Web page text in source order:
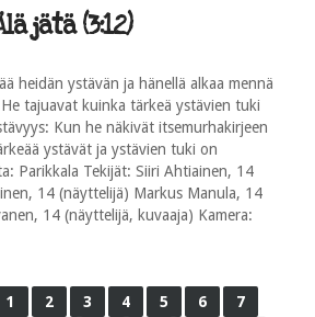
jätä (3:12)
heidän ystävän ja hänellä alkaa mennä
tajuavat kuinka tärkeä ystävien tuki
Kun he näkivät itsemurhakirjeen
ystävät ja ystävien tuki on
Parikkala Tekijät: Siiri Ahtiainen, 14
14 (näyttelijä) Markus Manula, 14
14 (näyttelijä, kuvaaja) Kamera:
1 2 3 4 5 6
7